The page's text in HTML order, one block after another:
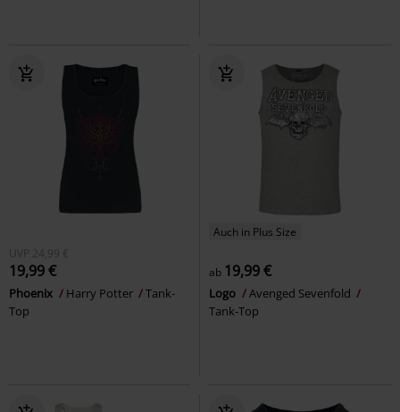
UVP 24,99 €
19,99 €
Phoenix Harry Potter
Tank-
Top
Auch in Plus Size
ab 19,99 €
Logo
Avenged Sevenfold
Tank-Top